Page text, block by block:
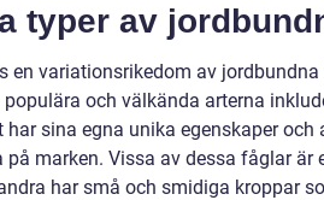
typer av
en variationsrikedom av
populära och välkända arterna
har sina egna unika egenskaper
på marken. Vissa av dessa fåglar
har små och smidiga kroppar